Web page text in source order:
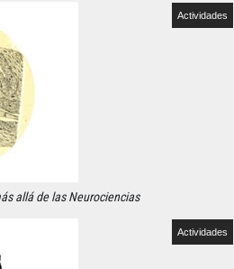
Actividades
allá de las Neurociencias
Actividades